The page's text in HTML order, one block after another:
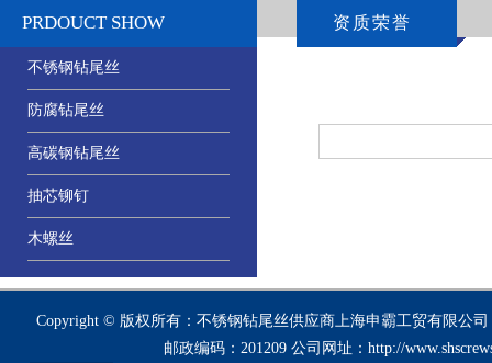
PRDOUCT SHOW
不锈钢钻尾丝
防腐钻尾丝
高碳钢钻尾丝
抽芯铆钉
木螺丝
资质荣誉
Copyright © 版权所有：不锈钢钻尾丝供应商上海申霸工贸有限公司
邮政编码：201209 公司网址： http://